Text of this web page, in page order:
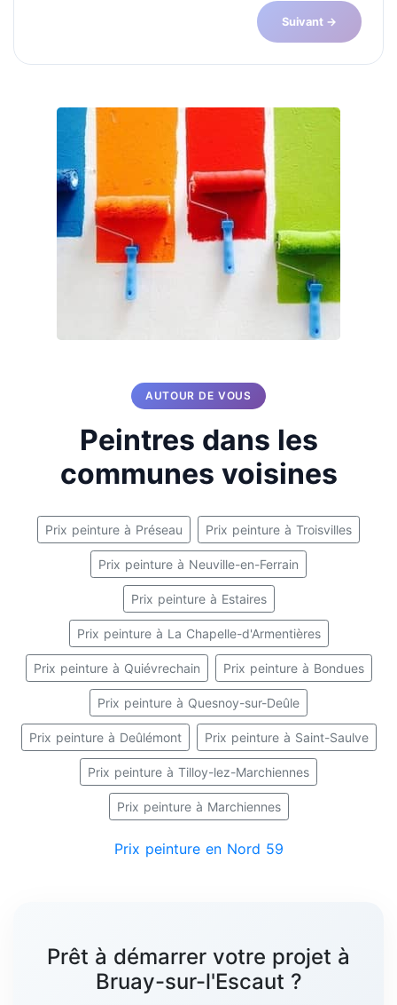
Suivant →
AUTOUR DE VOUS
Peintres dans les
communes voisines
Prix peinture à Préseau Prix peinture à Troisvilles
Prix peinture à Neuville-en-Ferrain
Prix peinture à Estaires
Prix peinture à La Chapelle-d'Armentières
Prix peinture à Quiévrechain Prix peinture à Bondues
Prix peinture à Quesnoy-sur-Deûle
Prix peinture à Deûlémont Prix peinture à Saint-Saulve
Prix peinture à Tilloy-lez-Marchiennes
Prix peinture à Marchiennes
Prix peinture en Nord 59
Prêt à démarrer votre projet à
Bruay-sur-l'Escaut ?